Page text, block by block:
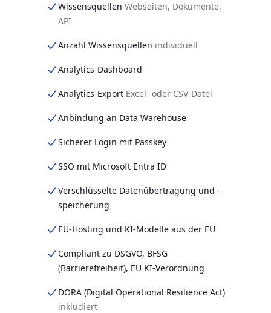
Wissensquellen Webseiten, Dokumente,
API
Anzahl Wissensquellen individuell
Analytics-Dashboard
Analytics-Export Excel- oder CSV-Datei
Anbindung an Data Warehouse
Sicherer Login mit Passkey
SSO mit Microsoft Entra ID
Verschlüsselte Datenübertragung und -
speicherung
EU-Hosting und KI-Modelle aus der EU
Compliant zu DSGVO, BFSG
(Barrierefreiheit), EU KI-Verordnung
DORA (Digital Operational Resilience Act)
inkludiert